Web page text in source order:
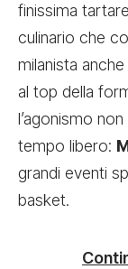
finissima
culinario che
milanista
al top della
l’agonismo
tempo libero:
grandi eventi
basket.